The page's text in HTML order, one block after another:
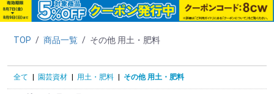
TOP / 商品一覧 / その他 用土・肥料
全て | 園芸資材 | 用土・肥料 | その他 用土・肥料